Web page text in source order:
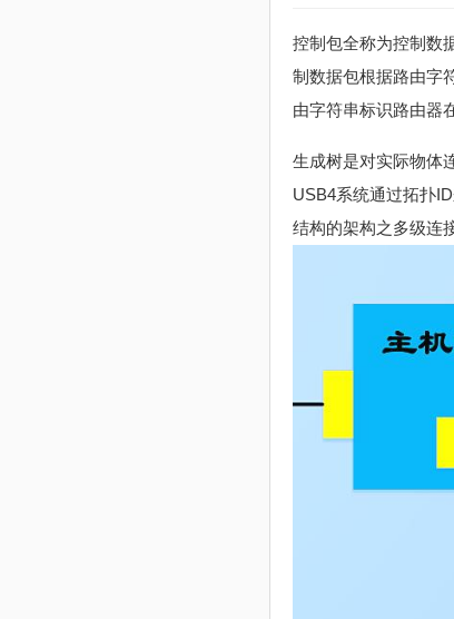
控制包全称为控制数
制数据包根据路由字
由字符串标识路由器
生成树是对实际物体
USB4系统通过拓扑
结构的架构之多级连